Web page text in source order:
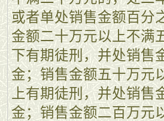
或者单处销售金额百分
金额二十万元以上不满
下有期徒刑，并处销售
金；销售金额五十万元
上有期徒刑，并处销售
金；销售金额二百万元